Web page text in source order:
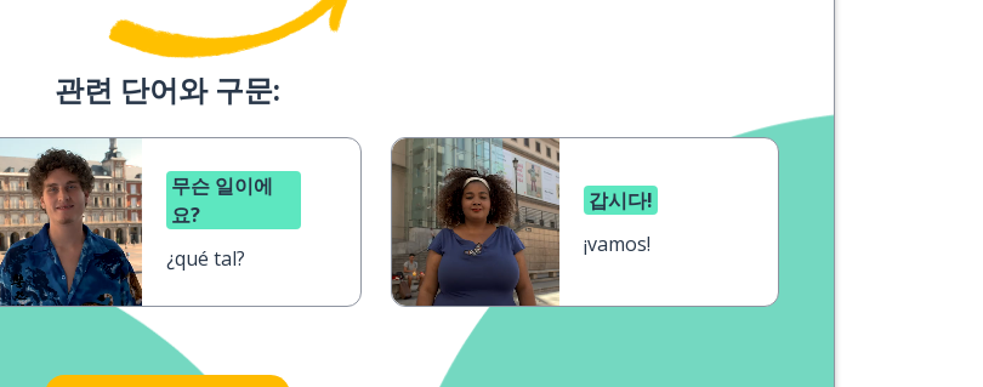
관련 단어와 구문:
무슨 일이에
요?
¿qué tal?
갑시다!
¡vamos!